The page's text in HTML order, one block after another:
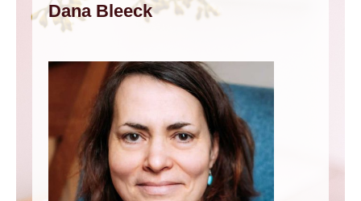
Dana Bleeck